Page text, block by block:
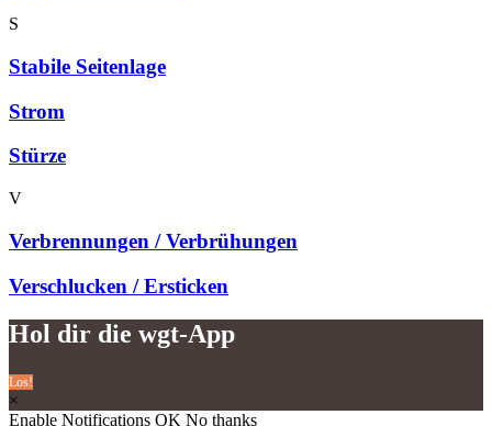
S
Sta­bi­le Seitenlage
Strom
Stür­ze
V
Ver­bren­nun­gen / Verbrühungen
Ver­schlu­cken / Ersticken
Hol dir die wgt-App
Los!
×
Enable Notifications OK No thanks